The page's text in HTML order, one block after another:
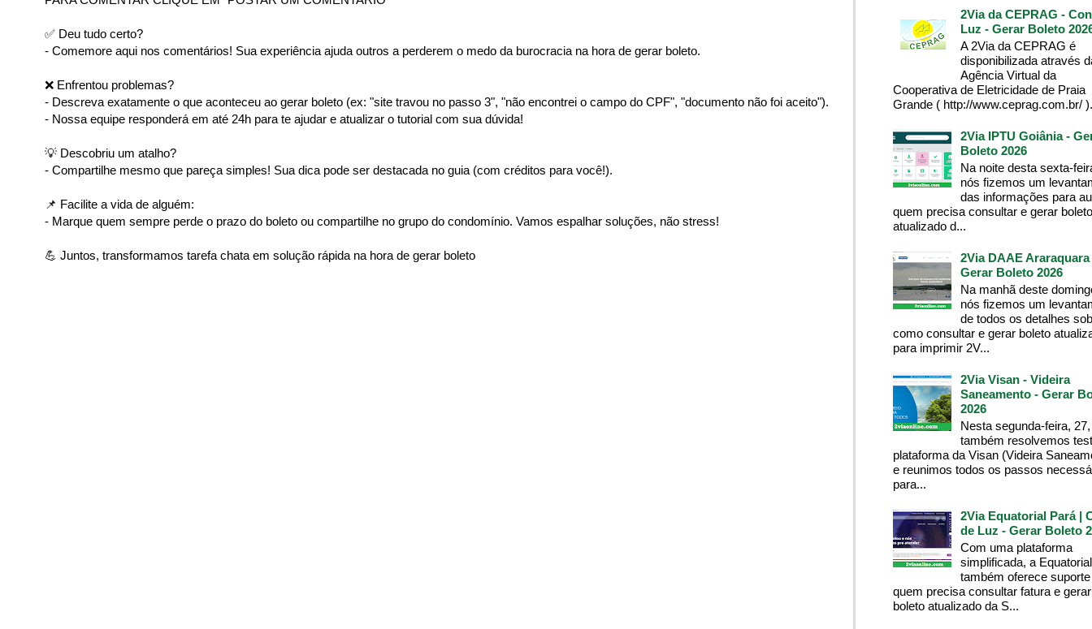
✅ Deu tudo certo?
- Comemore aqui nos comentários! Sua experiência ajuda outros a perderem o medo da burocracia na hora de gerar boleto.
❌ Enfrentou problemas?
- Descreva exatamente o que aconteceu ao gerar boleto (ex: "site travou no passo 3", "não encontrei o campo do CPF", "documento não foi aceito").
- Nossa equipe responderá em até 24h para te ajudar e atualizar o tutorial com sua dúvida!
💡 Descobriu um atalho?
- Compartilhe mesmo que pareça simples! Sua dica pode ser destacada no guia (com créditos para você!).
📌 Facilite a vida de alguém:
- Marque quem sempre perde o prazo do boleto ou compartilhe no grupo do condomínio. Vamos espalhar soluções, não stress!
💪 Juntos, transformamos tarefa chata em solução rápida na hora de gerar boleto
2Via da CEPRAG -
Luz - Gerar Boleto
A 2Via da CEPRAG é
disponibilizada através
Agência Virtual da
Cooperativa de Eletricidade de Praia
Grande ( http://www.ceprag.com.br/
2Via IPTU Goiânia -
Boleto 2026
Na noite desta sexta-
nós fizemos um
das informações para
quem precisa consultar e gerar boleto
atualizado d...
2Via DAAE Araraquara
Gerar Boleto 2026
Na manhã deste
nós fizemos um
de todos os detalhes
como consultar e gerar boleto
para imprimir 2V...
2Via Visan - Videira
Saneamento - Gerar
2026
Nesta segunda-feira,
também resolvemos
plataforma da Visan (Videira
e reunimos todos os passos
para...
2Via Equatorial Pará |
de Luz - Gerar Boleto
Com uma plataforma
simplificada, a
também oferece
quem precisa consultar fatura e gerar
boleto atualizado da S...